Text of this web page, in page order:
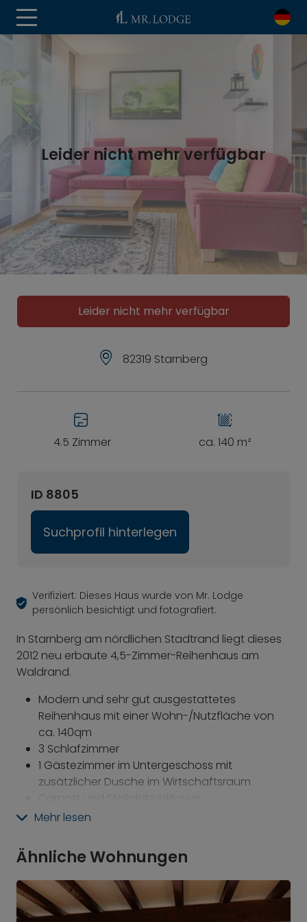
Leider nicht mehr verfügbar
Leider nicht mehr verfügbar
82319 Starnberg
4.5 Zimmer ca. 140 m²
ID 8805
Suchprofil hinterlegen
Verifiziert: Dieses Haus wurde von Mr. Lodge
persönlich besichtigt und fotografiert.
In Starnberg am nördlichen Stadtrand liegt dieses
2012 neu erbaute 4,5-Zimmer-Reihenhaus am
Waldrand.
Modern und sehr gut ausgestattetes
Reihenhaus mit einer Wohn-/Nutzfläche von
ca. 140qm
3 Schlafzimmer
1 Gästezimmer im Untergeschoss mit
zusätzlicher Dusche im Wirtschaftsraum
Spielplatz und Bolzplatz in direkter Nähe
Nähe zur MIS Schule (Munich International
School)
Mehr lesen
Ähnliche Wohnungen